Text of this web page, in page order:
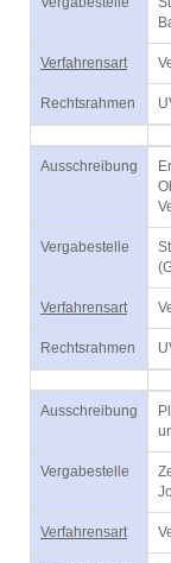
Verfahrensart
Rechtsrahmen
Ausschreibung
Vergabestelle
Verfahrensart
Rechtsrahmen
Ausschreibung
Vergabestelle
Verfahrensart